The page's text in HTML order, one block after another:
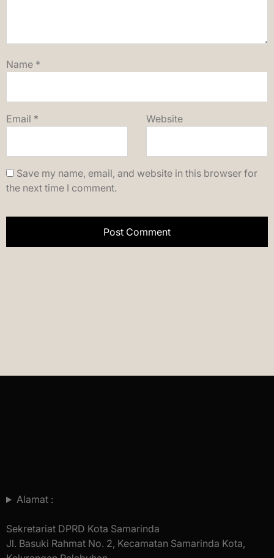
Name *
Email * Website
Save my name, email, and website in this browser for
the next time I comment.
Alamat :
Sekretariat DPRD Kota Samarinda
Jl. Basuki Rahmat No. 2, Kecamatan Samarinda Kota,